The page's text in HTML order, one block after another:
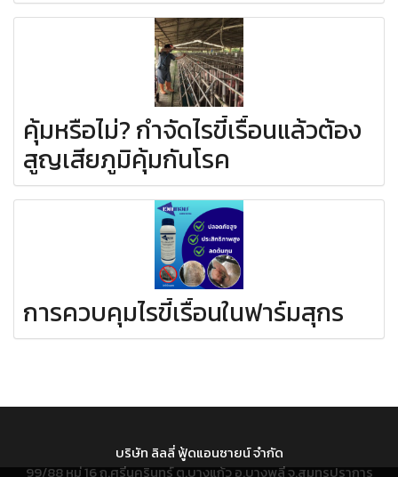
คุ้มหรือไม่? กำจัดไรขี้เรื้อนแล้วต้อง
สูญเสียภูมิคุ้มกันโรค
การควบคุมไรขี้เรื้อนในฟาร์มสุกร
บริษัท ลิลลี่ ฟู้ดแอนซายน์ จำกัด
99/88 หมู่ 16 ถ.ศรีนครินทร์ ต.บางแก้ว อ.บางพลี จ.สมุทรปราการ